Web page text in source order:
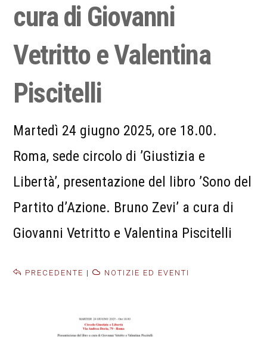
cura di Giovanni
Vetritto e Valentina
Piscitelli
Martedì 24 giugno 2025, ore 18.00.
Roma, sede circolo di ’Giustizia e
Libertà’, presentazione del libro ’Sono del
Partito d’Azione. Bruno Zevi’ a cura di
Giovanni Vetritto e Valentina Piscitelli
PRECEDENTE | NOTIZIE ED EVENTI